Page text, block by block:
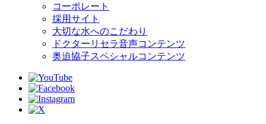
コーポレート
採用サイト
大切な水へのこだわり
ドクターリセラ音声コンテンツ
奥迫協子スペシャルコンテンツ